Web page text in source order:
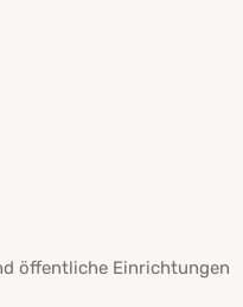
öffentliche Einrichtungen